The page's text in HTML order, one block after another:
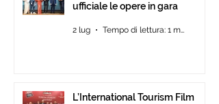
ufficiale le opere in gara
2 lug Tempo di lettura: 1 min
L’International Tourism Film